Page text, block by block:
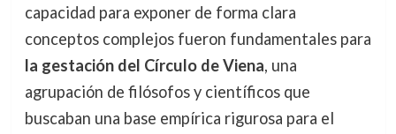
capacidad para exponer de forma clara
conceptos complejos fueron fundamentales para
la gestación del Círculo de Viena, una
agrupación de filósofos y científicos que
buscaban una base empírica rigurosa para el